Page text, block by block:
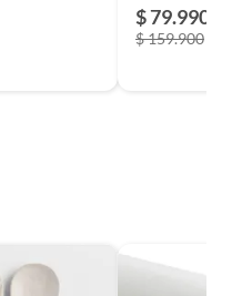
$ 79.990
$ 159.900